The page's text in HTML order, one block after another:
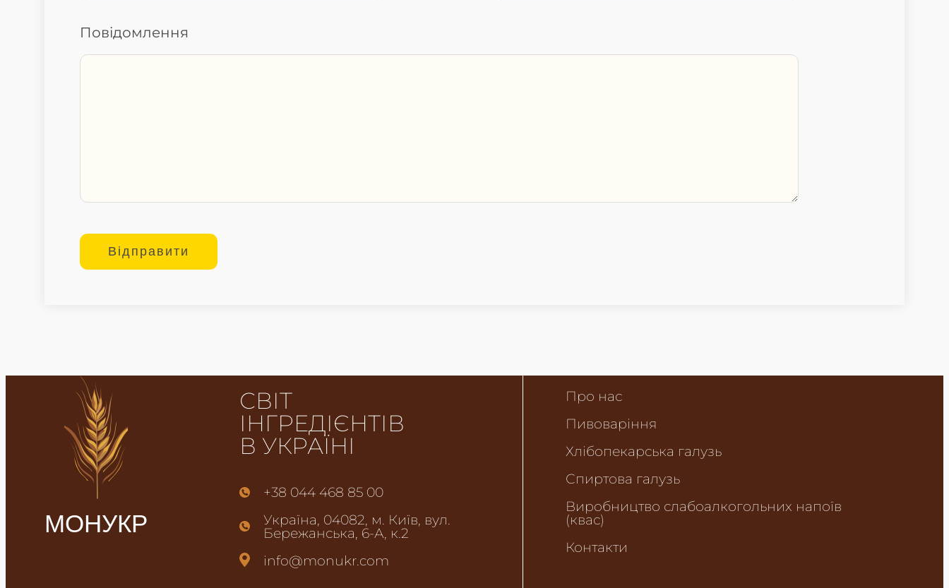
Повідомлення
МОНУКР
СВІТ
ІНГРЕДІЄНТІВ
В УКРАЇНІ
+38 044 468 85 00
Україна, 04082, м. Київ, вул.
Бережанська, 6-А, к.2
info@monukr.com
Про нас
Пивоваріння
Хлібопекарська галузь
Спиртова галузь
Виробництво слабоалкогольних напоїв
(квас)
Контакти